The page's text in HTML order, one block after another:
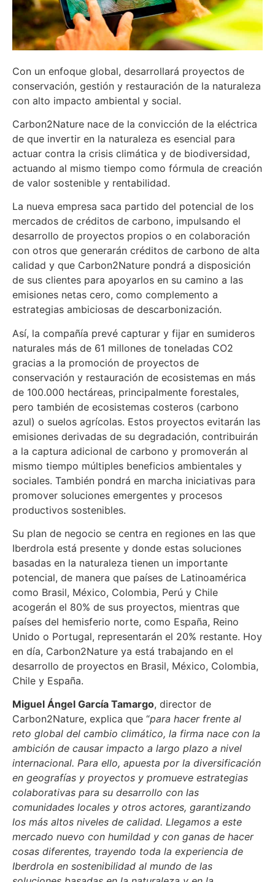
Con un enfoque global, desarrollará proyectos de
conservación, gestión y restauración de la naturaleza
con alto impacto ambiental y social.
Carbon2Nature nace de la convicción de la eléctrica
de que invertir en la naturaleza es esencial para
actuar contra la crisis climática y de biodiversidad,
actuando al mismo tiempo como fórmula de creación
de valor sostenible y rentabilidad.
La nueva empresa saca partido del potencial de los
mercados de créditos de carbono, impulsando el
desarrollo de proyectos propios o en colaboración
con otros que generarán créditos de carbono de alta
calidad y que Carbon2Nature pondrá a disposición
de sus clientes para apoyarlos en su camino a las
emisiones netas cero, como complemento a
estrategias ambiciosas de descarbonización.
Así, la compañía prevé capturar y fijar en sumideros
naturales más de 61 millones de toneladas CO2
gracias a la promoción de proyectos de
conservación y restauración de ecosistemas en más
de 100.000 hectáreas, principalmente forestales,
pero también de ecosistemas costeros (carbono
azul) o suelos agrícolas. Estos proyectos evitarán las
emisiones derivadas de su degradación, contribuirán
a la captura adicional de carbono y promoverán al
mismo tiempo múltiples beneficios ambientales y
sociales. También pondrá en marcha iniciativas para
promover soluciones emergentes y procesos
productivos sostenibles.
Su plan de negocio se centra en regiones en las que
Iberdrola está presente y donde estas soluciones
basadas en la naturaleza tienen un importante
potencial, de manera que países de Latinoamérica
como Brasil, México, Colombia, Perú y Chile
acogerán el 80% de sus proyectos, mientras que
países del hemisferio norte, como España, Reino
Unido o Portugal, representarán el 20% restante. Hoy
en día, Carbon2Nature ya está trabajando en el
desarrollo de proyectos en Brasil, México, Colombia,
Chile y España.
Miguel Ángel García Tamargo, director de
Carbon2Nature, explica que “para hacer frente al
reto global del cambio climático, la firma nace con la
ambición de causar impacto a largo plazo a nivel
internacional. Para ello, apuesta por la diversificación
en geografías y proyectos y promueve estrategias
colaborativas para su desarrollo con las
comunidades locales y otros actores, garantizando
los más altos niveles de calidad. Llegamos a este
mercado nuevo con humildad y con ganas de hacer
cosas diferentes, trayendo toda la experiencia de
Iberdrola en sostenibilidad al mundo de las